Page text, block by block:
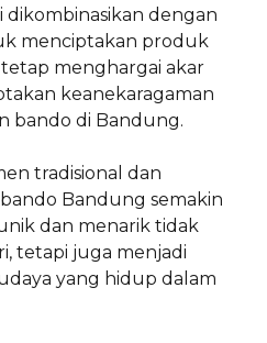
dengan
menciptakan produk
menghargai akar
keanekaragaman
bando di Bandung.
tradisional dan
Bandung semakin
dan menarik tidak
tetapi juga menjadi
yang hidup dalam